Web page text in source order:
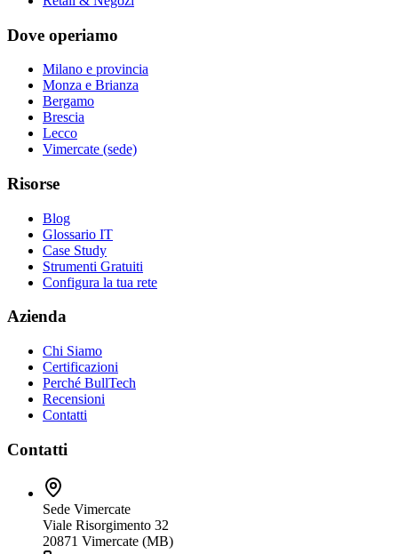
Dove operiamo
Milano e provincia
Monza e Brianza
Bergamo
Brescia
Lecco
Vimercate (sede)
Risorse
Blog
Glossario IT
Case Study
Strumenti Gratuiti
Configura la tua rete
Azienda
Chi Siamo
Certificazioni
Perché BullTech
Recensioni
Contatti
Contatti
Sede Vimercate
Viale Risorgimento 32
20871 Vimercate (MB)